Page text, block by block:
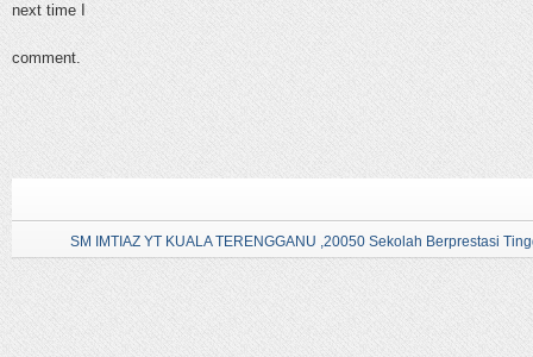
next time I
comment.
SM IMTIAZ YT KUALA TERENGGANU ,20050 Sekolah Berprestasi